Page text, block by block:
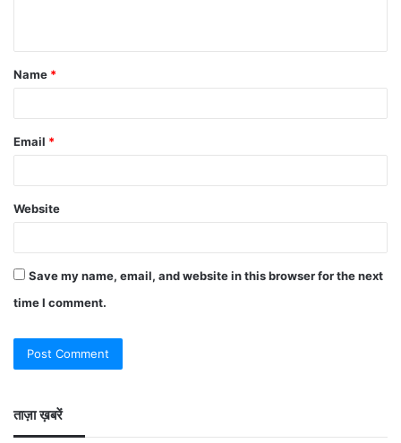
Name *
Email *
Website
Save my name, email, and website in this browser for the next
time I comment.
ताज़ा ख़बरें